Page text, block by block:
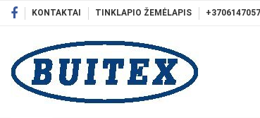
KONTAKTAI TINKLAPIO ŽEMĖLAPIS